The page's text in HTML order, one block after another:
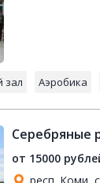
зал Аэробика
Серебряные
от 15000